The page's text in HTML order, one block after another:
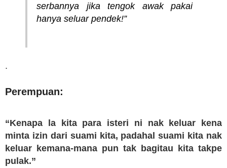
serbannya jika tengok awak pakai
hanya seluar pendek!”
.
Perempuan:
“Kenapa la kita para isteri ni nak keluar kena
minta izin dari suami kita, padahal suami kita nak
keluar kemana-mana pun tak bagitau kita takpe
pulak.”